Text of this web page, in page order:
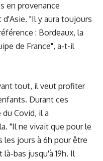
en provenance
"Il y aura toujours
: Bordeaux, la
de France", a-t-il
tout, il veut profiter
Durant ces
Covid, il a
"Il ne vivait que pour le
jours à 6h pour être
bas jusqu'à 19h. Il